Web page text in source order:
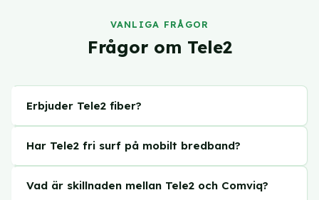
VANLIGA FRÅGOR
Frågor om Tele2
Erbjuder Tele2 fiber?
fibernät. Tillgängligheten beror på din adress.
Kontrollera om fiber finns på din adress via
Tele2:s webbplats.
Har Tele2 fri surf på mobilt bredband?
surf som standard. Surftrafiken spärras aldrig och
Vad är skillnaden mellan Tele2 och Comviq?